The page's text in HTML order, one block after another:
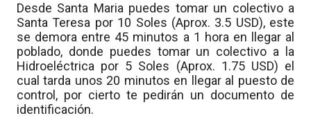
Desde Santa Maria puedes tomar un colectivo a
Santa Teresa por 10 Soles (Aprox. 3.5 USD), este
se demora entre 45 minutos a 1 hora en llegar al
poblado, donde puedes tomar un colectivo a la
Hidroeléctrica por 5 Soles (Aprox. 1.75 USD) el
cual tarda unos 20 minutos en llegar al puesto de
control, por cierto te pedirán un documento de
identificación.